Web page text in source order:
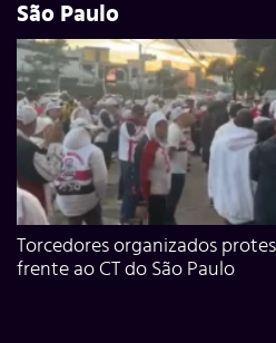
São Paulo
Torcedores organizados
frente ao CT do São Paulo